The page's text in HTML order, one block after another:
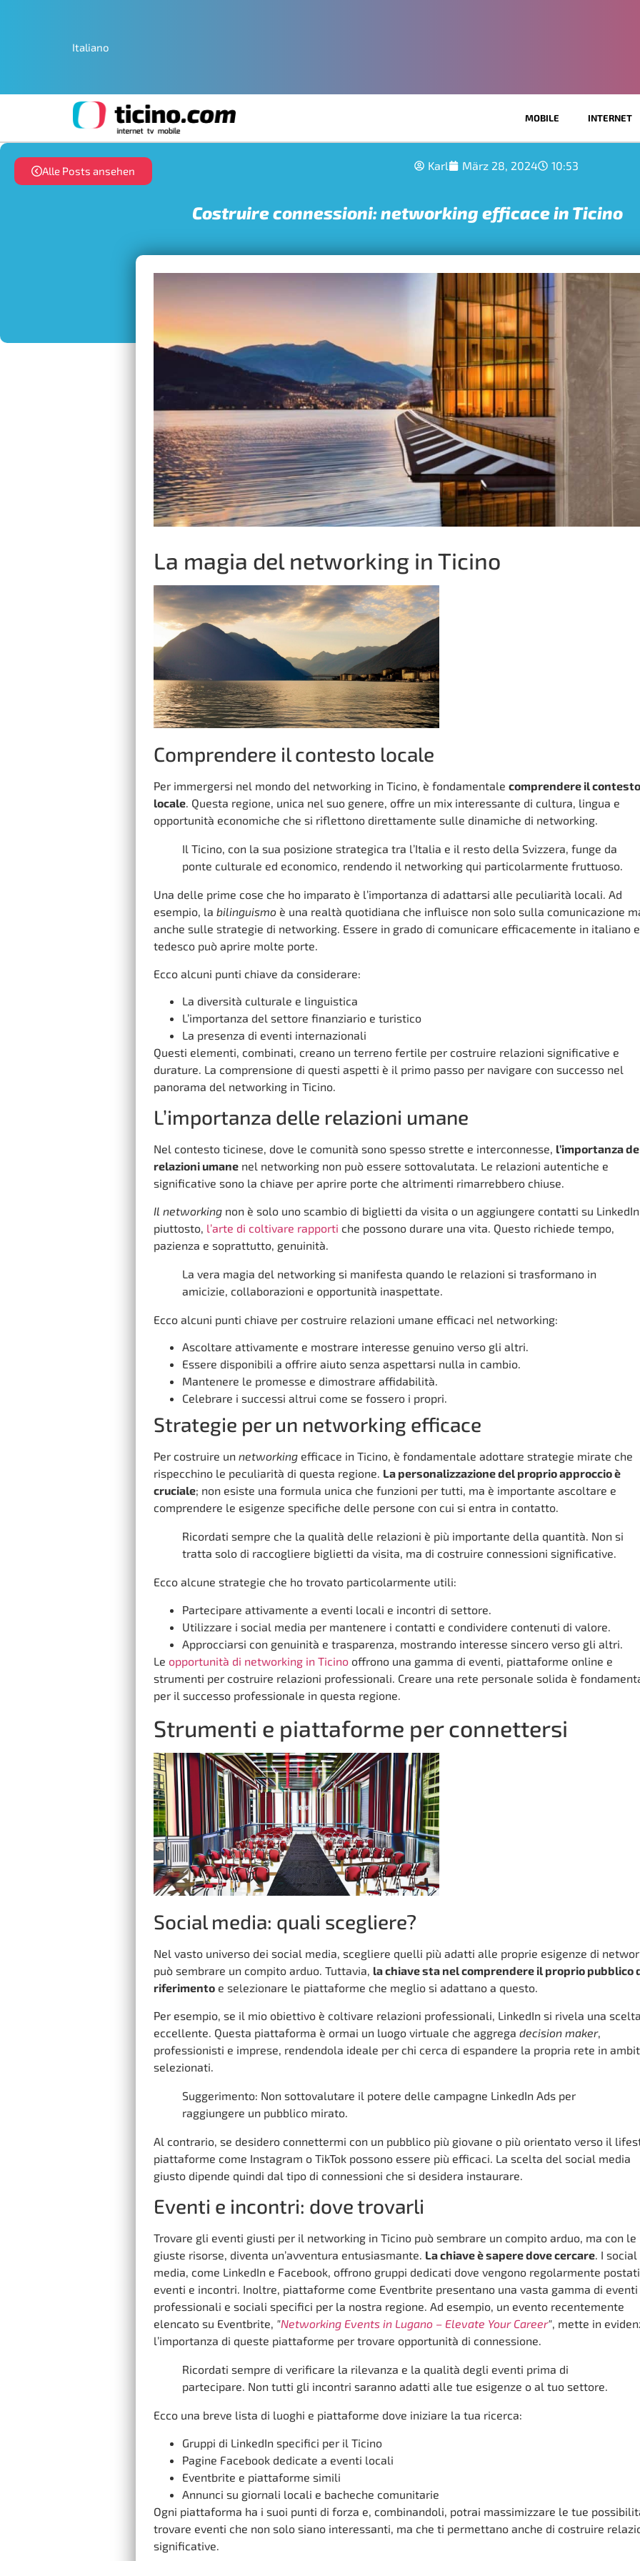
Italiano
MOBILE INTERNET
Alle Posts ansehen Karl März 28, 2024 10:53
Costruire connessioni: networking efficace in Ticino
La magia del networking in Ticino
Comprendere il contesto locale
Per immergersi nel mondo del networking in Ticino, è fondamentale comprendere il contesto
locale. Questa regione, unica nel suo genere, offre un mix interessante di cultura, lingua e
opportunità economiche che si riflettono direttamente sulle dinamiche di networking.
Il Ticino, con la sua posizione strategica tra l’Italia e il resto della Svizzera, funge da
ponte culturale ed economico, rendendo il networking qui particolarmente fruttuoso.
Una delle prime cose che ho imparato è l’importanza di adattarsi alle peculiarità locali. Ad
esempio, la bilinguismo è una realtà quotidiana che influisce non solo sulla comunicazione
anche sulle strategie di networking. Essere in grado di comunicare efficacemente in italiano e
tedesco può aprire molte porte.
Ecco alcuni punti chiave da considerare:
La diversità culturale e linguistica
L’importanza del settore finanziario e turistico
La presenza di eventi internazionali
Questi elementi, combinati, creano un terreno fertile per costruire relazioni significative e
durature. La comprensione di questi aspetti è il primo passo per navigare con successo nel
panorama del networking in Ticino.
L’importanza delle relazioni umane
Nel contesto ticinese, dove le comunità sono spesso strette e interconnesse, l’importanza
relazioni umanenel networking non può essere sottovalutata. Le relazioni autentiche e
significative sono la chiave per aprire porte che altrimenti rimarrebbero chiuse.
Il networkingnon è solo uno scambio di biglietti da visita o un aggiungere contatti su
piuttosto, l’arte di coltivare rapporti che possono durare una vita. Questo richiede tempo,
pazienza e soprattutto, genuinità.
La vera magia del networking si manifesta quando le relazioni si trasformano in
amicizie, collaborazioni e opportunità inaspettate.
Ecco alcuni punti chiave per costruire relazioni umane efficaci nel networking:
Ascoltare attivamente e mostrare interesse genuino verso gli altri.
Essere disponibili a offrire aiuto senza aspettarsi nulla in cambio.
Mantenere le promesse e dimostrare affidabilità.
Celebrare i successi altrui come se fossero i propri.
Strategie per un networking efficace
Per costruire un networkingefficace in Ticino, è fondamentale adottare strategie mirate che
rispecchino le peculiarità di questa regione. La personalizzazione del proprio approccio è
cruciale; non esiste una formula unica che funzioni per tutti, ma è importante ascoltare e
comprendere le esigenze specifiche delle persone con cui si entra in contatto.
Ricordati sempre che la qualità delle relazioni è più importante della quantità. Non si
tratta solo di raccogliere biglietti da visita, ma di costruire connessioni significative.
Ecco alcune strategie che ho trovato particolarmente utili:
Partecipare attivamente a eventi locali e incontri di settore.
Utilizzare i social media per mantenere i contatti e condividere contenuti di valore.
Approcciarsi con genuinità e trasparenza, mostrando interesse sincero verso gli altri.
Le opportunità di networking in Ticinooffrono una gamma di eventi, piattaforme online e
strumenti per costruire relazioni professionali. Creare una rete personale solida è
per il successo professionale in questa regione.
Strumenti e piattaforme per connettersi
Social media: quali scegliere?
Nel vasto universo dei social media, scegliere quelli più adatti alle proprie esigenze di
può sembrare un compito arduo. Tuttavia, la chiave sta nel comprendere il proprio pubblico
riferimentoe selezionare le piattaforme che meglio si adattano a questo.
Per esempio, se il mio obiettivo è coltivare relazioni professionali, LinkedIn si rivela una
eccellente. Questa piattaforma è ormai un luogo virtuale che aggrega decision maker,
professionisti e imprese, rendendola ideale per chi cerca di espandere la propria rete in
selezionati.
Suggerimento: Non sottovalutare il potere delle campagne LinkedIn Ads per
raggiungere un pubblico mirato.
Al contrario, se desidero connettermi con un pubblico più giovane o più orientato verso il
piattaforme come Instagram o TikTok possono essere più efficaci. La scelta del social media
giusto dipende quindi dal tipo di connessioni che si desidera instaurare.
Eventi e incontri: dove trovarli
Trovare gli eventi giusti per il networking in Ticino può sembrare un compito arduo, ma con le
giuste risorse, diventa un’avventura entusiasmante. La chiave è sapere dove cercare. I social
media, come LinkedIn e Facebook, offrono gruppi dedicati dove vengono regolarmente postati
eventi e incontri. Inoltre, piattaforme come Eventbrite presentano una vasta gamma di eventi
professionali e sociali specifici per la nostra regione. Ad esempio, un evento recentemente
elencato su Eventbrite, "Networking Events in Lugano – Elevate Your Career", mette in
l’importanza di queste piattaforme per trovare opportunità di connessione.
Ricordati sempre di verificare la rilevanza e la qualità degli eventi prima di
partecipare. Non tutti gli incontri saranno adatti alle tue esigenze o al tuo settore.
Ecco una breve lista di luoghi e piattaforme dove iniziare la tua ricerca:
Gruppi di LinkedIn specifici per il Ticino
Pagine Facebook dedicate a eventi locali
Eventbrite e piattaforme simili
Annunci su giornali locali e bacheche comunitarie
Ogni piattaforma ha i suoi punti di forza e, combinandoli, potrai massimizzare le tue
trovare eventi che non solo siano interessanti, ma che ti permettano anche di costruire
significative.